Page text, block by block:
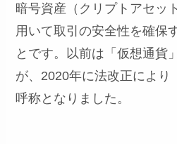
暗号資産（クリプトアセッ
用いて取引の安全性を確保
とです。以前は「仮想通貨
が、2020年に法改正により
呼称となりました。